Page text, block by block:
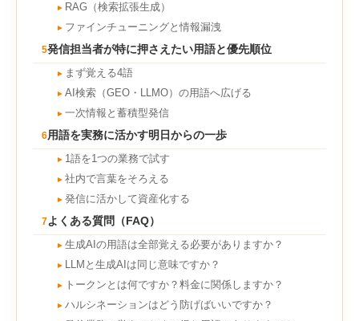
► RAG（検索拡張生成）
► ファインチューニングと情報漏洩
5発信担当者が特に押さえたい用語と優先順位
► まず覚える4語
► AI検索（GEO・LLMO）の用語へ広げる
► 一次情報と蓄積型発信
6用語を実務に活かす明日からの一歩
► 1語を1つの業務で試す
► 社内で言葉をそろえる
► 発信に活かして資産化する
7よくある質問（FAQ）
► 生成AIの用語は全部覚える必要がありますか？
► LLMと生成AIは同じ意味ですか？
► トークンとは何ですか？料金に関係しますか？
► ハルシネーションはどう防げばいいですか？